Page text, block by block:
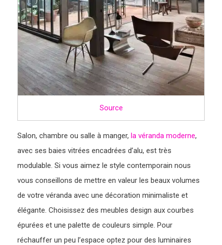
Source
Salon, chambre ou salle à manger, la véranda moderne,
avec ses baies vitrées encadrées d’alu, est très
modulable. Si vous aimez le style contemporain nous
vous conseillons de mettre en valeur les beaux volumes
de votre véranda avec une décoration minimaliste et
élégante. Choisissez des meubles design aux courbes
épurées et une palette de couleurs simple. Pour
réchauffer un peu l’espace optez pour des luminaires